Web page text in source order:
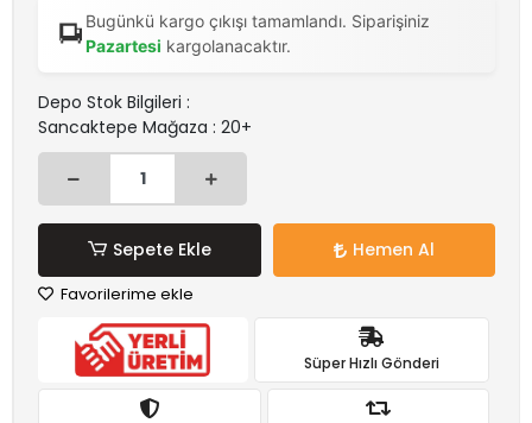
Bugünkü kargo çıkışı tamamlandı. Siparişiniz
Pazartesi kargolanacaktır.
Depo Stok Bilgileri :
Sancaktepe Mağaza : 20+
Sepete Ekle Hemen Al
Favorilerime ekle
Süper Hızlı Gönderi